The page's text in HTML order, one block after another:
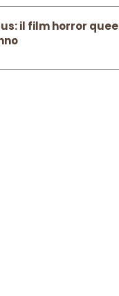
il film horror